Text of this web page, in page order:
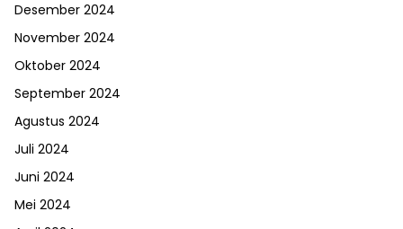
Desember 2024
November 2024
Oktober 2024
September 2024
Agustus 2024
Juli 2024
Juni 2024
Mei 2024